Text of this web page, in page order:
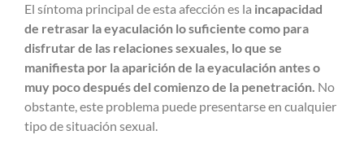
El síntoma principal de esta afección es la incapacidad
de retrasar la eyaculación lo suficiente como para
disfrutar de las relaciones sexuales, lo que se
manifiesta por la aparición de la eyaculación antes o
muy poco después del comienzo de la penetración. No
obstante, este problema puede presentarse en cualquier
tipo de situación sexual.